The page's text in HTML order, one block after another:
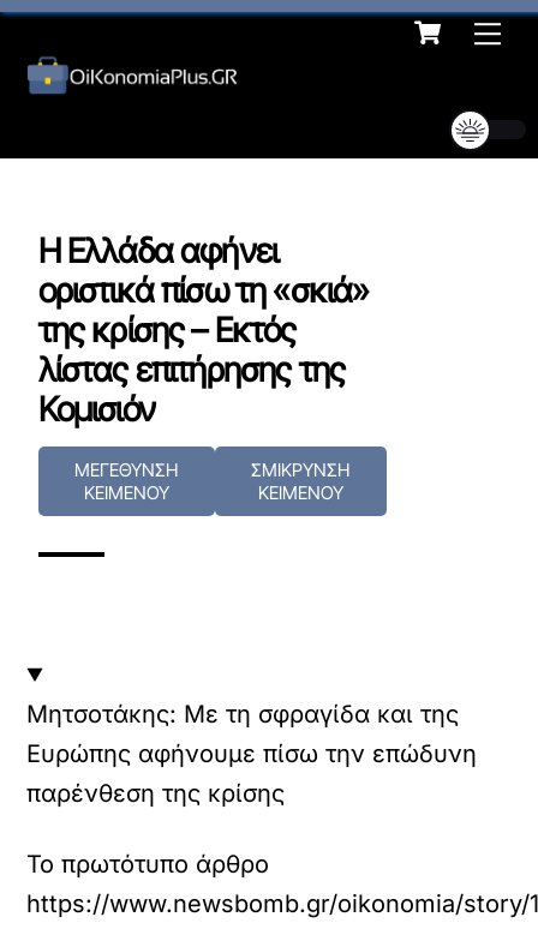
Skip
content
Cart
Η Ελλάδα αφήνει
οριστικά πίσω τη «σκιά»
της κρίσης – Εκτός
λίστας επιτήρησης της
Κομισιόν
ΜΕΓΕΘΥΝΣΗ
ΚΕΙΜΕΝΟΥ
ΣΜΙΚΡΥΝΣΗ
ΚΕΙΜΕΝΟΥ
Μητσοτάκης: Με τη σφραγίδα και της
Ευρώπης αφήνουμε πίσω την επώδυνη
παρένθεση της κρίσης
Το πρωτότυπο άρθρο
https://www.newsbomb.gr/oikonomia/